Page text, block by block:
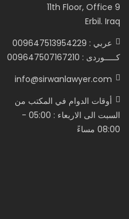
11th Floor, Office 9
Erbil. Iraq
عربي : 009647513954229
كـــــوردى : 009647507167210
info@sirwanlawyer.com
أوقات الدوام في المكتب من
السبت الى الاربعاء : 05:00 -
08:00 مساءً